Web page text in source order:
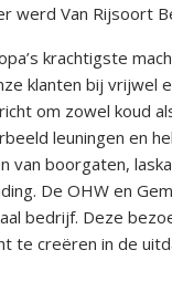
werd Van Rijsoort
krachtigste
klanten bij vrijwel
om zowel koud
leuningen en
van boorgaten,
De OHW en
bedrijf. Deze
te creëren in de